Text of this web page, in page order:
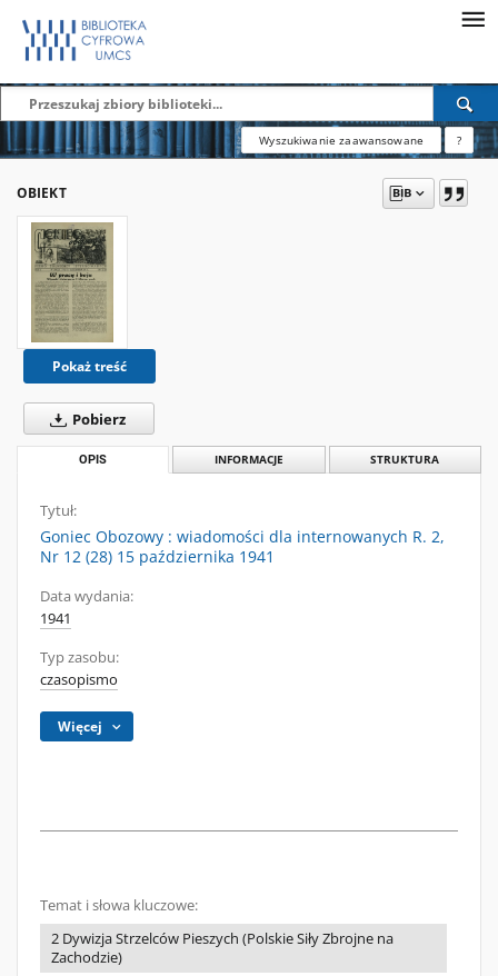
Wyszukiwanie zaawansowane ?
OBIEKT
Pokaż treść
Pobierz
OPIS INFORMACJE STRUKTURA
Tytuł:
Goniec Obozowy : wiadomości dla internowanych R. 2,
Nr 12 (28) 15 października 1941
Data wydania:
1941
Typ zasobu:
czasopismo
Więcej
Temat i słowa kluczowe:
2 Dywizja Strzelców Pieszych (Polskie Siły Zbrojne na
Zachodzie)